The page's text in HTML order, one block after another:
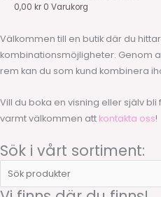
0,00 kr 0 Varukorg
Välkommen till en butik där du
kombinationsmöjligheter. Genom
rem kan du som kund kombinera
Vill du boka en visning eller själv
varmt välkommen att kontakta oss!
Sök i vårt sortiment: